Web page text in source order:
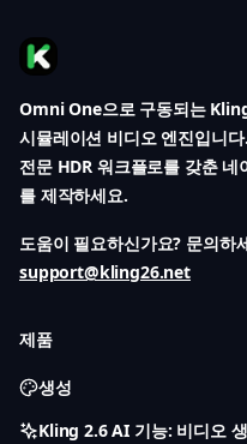
Omni One으로 구동되는
시뮬레이션 비디오 엔진입니
전문 HDR 워크플로를 갖춘
를 제작하세요.
도움이 필요하신가요? 문의하
support@kling26.net
제품
생성
Kling 2.6 AI 기능: 비디오